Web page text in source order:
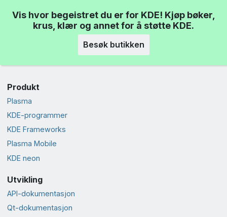
Vis hvor begeistret du er for KDE! Kjøp bøker,
krus, klær og annet for å støtte KDE.
Besøk butikken
Produkt
Plasma
KDE-programmer
KDE Frameworks
Plasma Mobile
KDE neon
Utvikling
API-dokumentasjon
Qt-dokumentasjon